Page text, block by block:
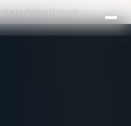
›Suisse›Berne›Tramelan